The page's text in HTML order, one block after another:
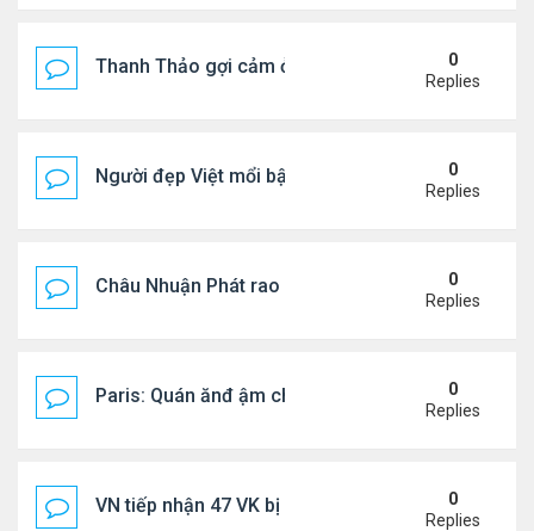
Thanh Thảo gợi cảm ở tuổi 49
0
Replies
Người đẹp Việt mổi bật giữa dàn sao châu Á
0
Replies
Châu Nhuận Phát rao bán tài sản
0
Replies
Paris: Quán ănđ ậm chất Việt đông kín khách chờ
0
Replies
VN tiếp nhận 47 VK bị Mỹ trục xuất, Công an
0
Replies